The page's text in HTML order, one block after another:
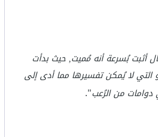
أثبت بُسرعة أنه مُميت, حيث بدأت
لا يُمكن تفسيرها مما أدى إلى
من الرُعب".